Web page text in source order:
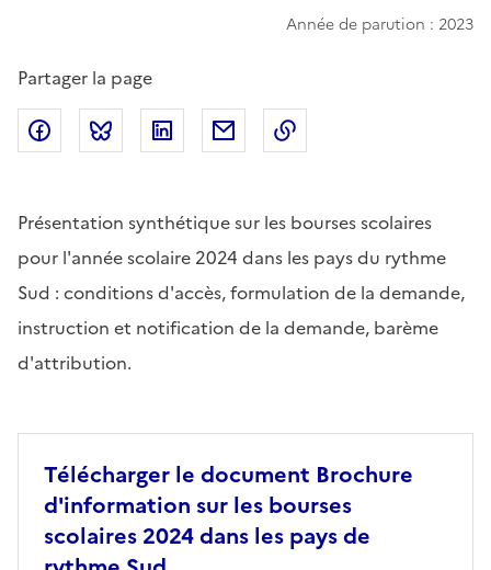
Année de parution : 2023
Partager la page
Partager sur Facebook
Partager sur Bluesky
Partager sur LinkedIn
Partager par email
Présentation synthétique sur les bourses scolaires
pour l'année scolaire 2024 dans les pays du rythme
Sud : conditions d'accès, formulation de la demande,
instruction et notification de la demande, barème
d'attribution.
Télécharger le document Brochure
d'information sur les bourses
scolaires 2024 dans les pays de